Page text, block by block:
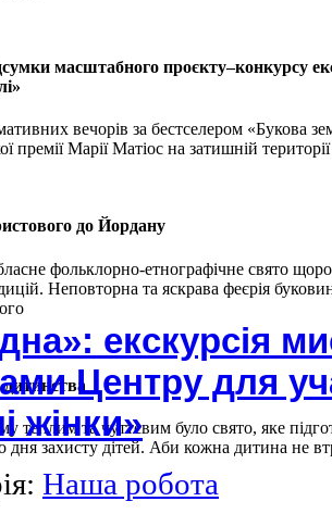
масштабного проєкту–конкурсу
вечорів за бестселером «Букова
премії Марії Матіос на затишній
до Йордану
фольклорно-етнографічне свято
Неповторна та яскрава феєрія
теплим та чуттєвим було свято, яке
захисту дітей. Аби кожна дитина не
екскурсія
Центру для
жінки»
Наша робота